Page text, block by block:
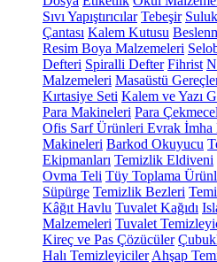
Sıvı Yapıştırıcılar Tebeşir Suluk
Çantası Kalem Kutusu
Resim Boya Malzemeleri
Defteri Spiralli Defter Fihrist
Malzemeleri Masaüstü
Kırtasiye Seti Kalem ve Yazı
Para Makineleri Para
Ofis Sarf Ürünleri Evrak İmha
Makineleri Barkod Okuyucu
Ekipmanları Temizlik Eldiveni
Ovma Teli Tüy Toplama
Süpürge Temizlik Bezleri
Kâğıt Havlu Tuvalet Kağıdı
Malzemeleri Tuvalet
Kireç ve Pas Çözücüler
Halı Temizleyiciler Ahşap